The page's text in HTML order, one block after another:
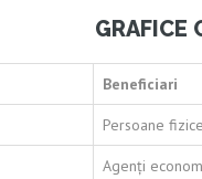
GRAFICE
Beneficiari
Persoane
Agenți